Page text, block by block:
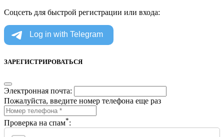
Соцсеть для быстрой регистрации или входа:
ЗАРЕГИСТРИРОВАТЬСЯ
Электронная почта:
Пожалуйста, введите номер телефона еще раз
Проверка на спам*: